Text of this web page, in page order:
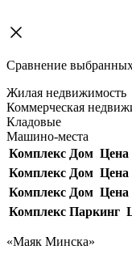
Сравнение
Жилая недвижимость
Коммерческая
Кладовые
Машино-места
Комплекс Дом Цена
Комплекс Дом Цена
Комплекс Дом Цена
Комплекс Паркинг
«Маяк Минска»